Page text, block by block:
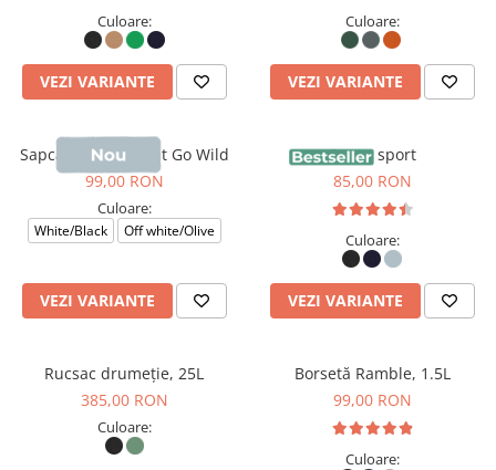
Culoare:
VEZI VARIANTE
Culoare:
VEZI VARIANTE
Sapca Darwin, print Go Wild
99,00 RON
Culoare:
White/Black Off white/Olive
VEZI VARIANTE
Sapca sport
85,00 RON
Culoare:
VEZI VARIANTE
Rucsac drumeție, 25L
385,00 RON
Culoare:
Borsetă Ramble, 1.5L
99,00 RON
Culoare: